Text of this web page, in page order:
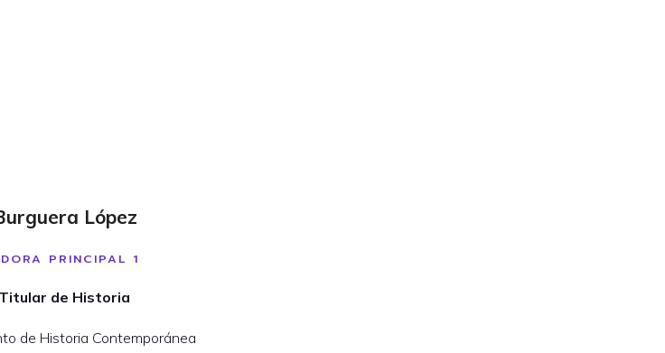
López
PRINCIPAL 1
de Historia
de Historia Contemporánea